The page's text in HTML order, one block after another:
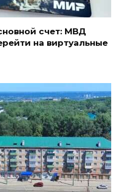
счет: МВД
на виртуальные